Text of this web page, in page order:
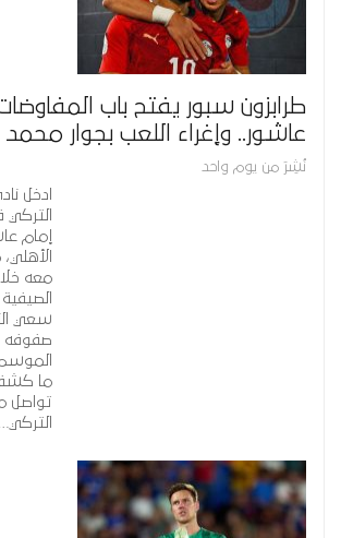
طرابزون سبور يفتح باب
عاشور.. وإغراء اللعب بجوار
نُشِرَ من يوم واحد
ادخل
إمام
معه
سعي
صفوفه
ما
تواصل
التركي…